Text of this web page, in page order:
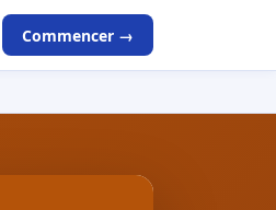
Commencer →